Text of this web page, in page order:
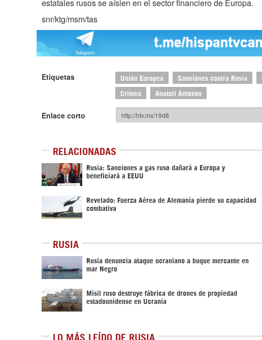
estatales rusos se aíslen en el sector financiero de Europa.
snr/ktg/msm/tas
Etiquetas Unión Europea Sanciones contra Rusia
Crimea Anatoli Antonov
Enlace corto
RELACIONADAS
Rusia: Sanciones a gas ruso dañará a Europa y
beneficiará a EEUU
Revelado: Fuerza Aérea de Alemania pierde su capacidad
combativa
RUSIA
Rusia denuncia ataque ucraniano a buque mercante en
mar Negro
Misil ruso destruye fábrica de drones de propiedad
estadounidense en Ucrania
LO MÁS LEÍDO DE RUSIA